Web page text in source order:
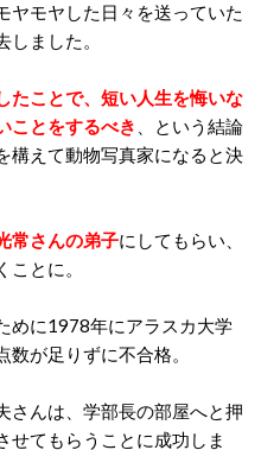
ヤモヤした日々を送っていた
ました。
たことで、短い人生を悔いな
ことをするべき
、という結論
構えて動物写真家になると決
常さんの弟子にしてもらい、
とに。
めに1978年にアラスカ大学
が足りずに不合格。
さんは、学部長の部屋へと押
せてもらうことに成功しま